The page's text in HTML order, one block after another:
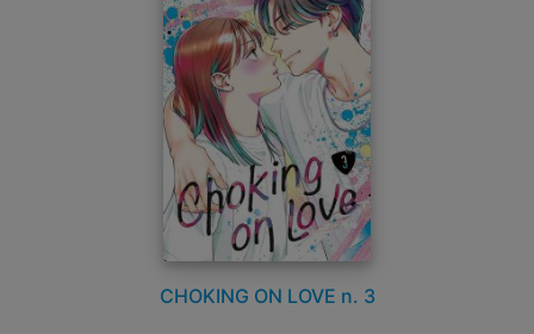
CHOKING ON LOVE n. 3